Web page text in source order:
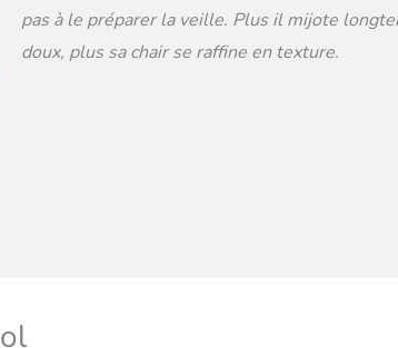
pas à le préparer la veille. Plus il mijote
doux, plus sa chair se raffine en texture.